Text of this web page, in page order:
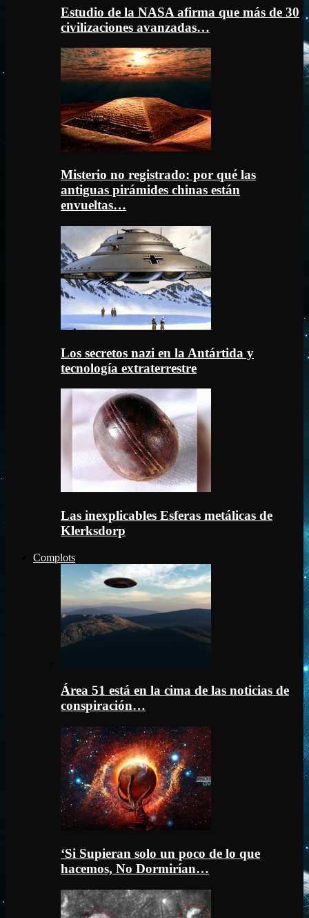
Estudio de la NASA afirma que más de 30
civilizaciones avanzadas…
Misterio no registrado: por qué las
antiguas pirámides chinas están
envueltas…
Los secretos nazi en la Antártida y
tecnología extraterrestre
Las inexplicables Esferas metálicas de
Klerksdorp
Complots
Área 51 está en la cima de las noticias de
conspiración…
‘Si Supieran solo un poco de lo que
hacemos, No Dormirían…